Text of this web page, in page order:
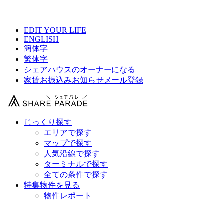
EDIT YOUR LIFE
ENGLISH
簡体字
繁体字
シェアハウスのオーナーになる
家賃お振込みお知らせメール登録
じっくり探す
エリアで探す
マップで探す
人気沿線で探す
ターミナルで探す
全ての条件で探す
特集物件を見る
物件レポート